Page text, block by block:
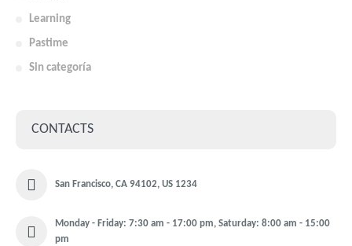
Learning
Pastime
Sin categoría
CONTACTS
San Francisco, CA 94102, US 1234
Monday - Friday: 7:30 am - 17:00 pm, Saturday: 8:00 am - 15:00
pm